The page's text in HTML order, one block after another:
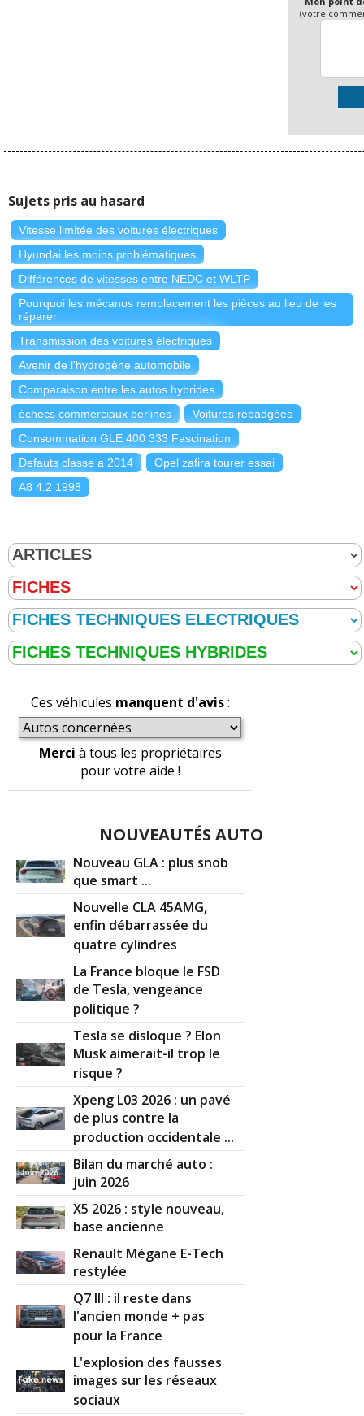
(votre
Sujets pris au hasard
Vitesse limitée des voitures électriques
Hyundai les moins problématiques
Différences de vitesses entre NEDC et WLTP
Pourquoi les mécanos remplacement les pièces au lieu de les
réparer
Transmission des voitures électriques
Avenir de l'hydrogène automobile
Comparaison entre les autos hybrides
échecs commerciaux berlines
Voitures rebadgées
Consommation GLE 400 333 Fascination
Defauts classe a 2014
Opel zafira tourer essai
A8 4.2 1998
Ces véhicules manquent d'avis:
Merci à tous les propriétaires
pour votre aide !
NOUVEAUTÉS AUTO
Nouveau GLA : plus snob
que smart ...
Nouvelle CLA 45AMG,
enfin débarrassée du
quatre cylindres
La France bloque le FSD
de Tesla, vengeance
politique ?
Tesla se disloque ? Elon
Musk aimerait-il trop le
risque ?
Xpeng L03 2026 : un pavé
de plus contre la
production occidentale ...
Bilan du marché auto :
juin 2026
X5 2026 : style nouveau,
base ancienne
Renault Mégane E-Tech
restylée
Q7 III : il reste dans
l'ancien monde + pas
pour la France
L'explosion des fausses
images sur les réseaux
sociaux